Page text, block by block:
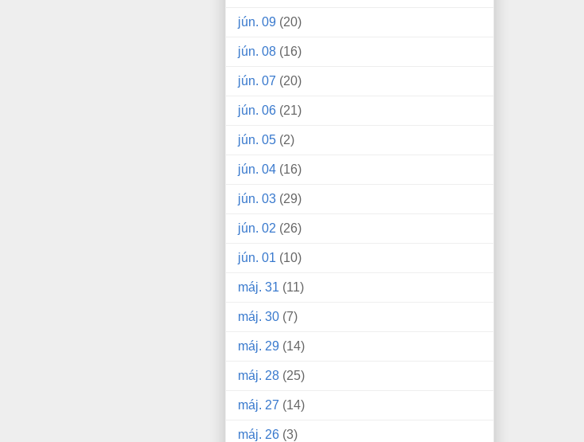
jún. 09 (20)
jún. 08 (16)
jún. 07 (20)
jún. 06 (21)
jún. 05 (2)
jún. 04 (16)
jún. 03 (29)
jún. 02 (26)
jún. 01 (10)
máj. 31 (11)
máj. 30 (7)
máj. 29 (14)
máj. 28 (25)
máj. 27 (14)
máj. 26 (3)